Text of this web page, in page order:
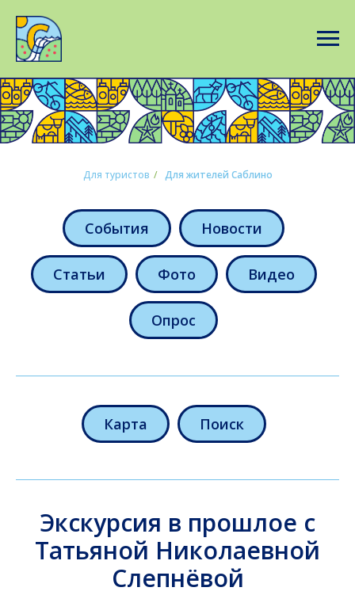
Для туристов / Для жителей Саблино
События Новости
Статьи Фото Видео
Опрос
Карта Поиск
Экскурсия в прошлое с
Татьяной Николаевной
Слепнёвой